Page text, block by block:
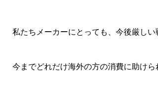
私たちメーカーにとっても、今後厳し
今までどれだけ海外の方の消費に助けら